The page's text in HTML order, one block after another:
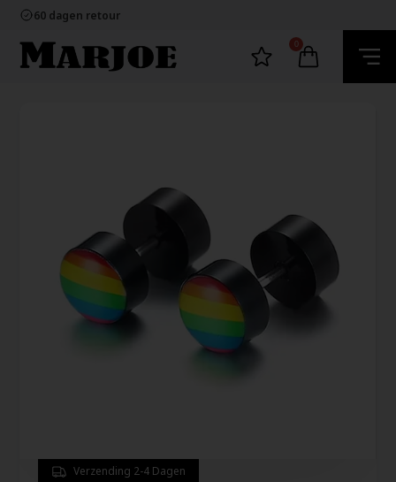
60 dagen retour
Ecommerce Europe
100% nikkelvrij sieraden
60 dagen retour
0
Verzending 2-4 Dagen